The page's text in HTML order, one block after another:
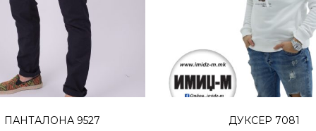
ПАНТАЛОНА 9527
ДУКСЕР 7081